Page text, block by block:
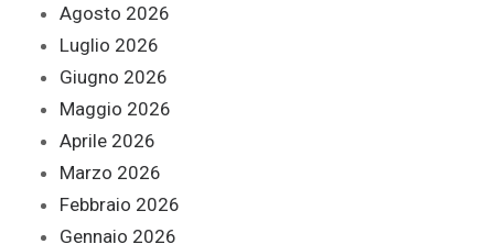
Agosto 2026
Luglio 2026
Giugno 2026
Maggio 2026
Aprile 2026
Marzo 2026
Febbraio 2026
Gennaio 2026